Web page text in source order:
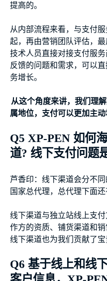
提高的。
从内部流程来看，与支付
起，再由营销团队评估，
技术人员直接对接支付服
反馈的问题和需求，可以
务增长。
从这个角度来讲，我们理
属地位，支付可以更加主动
Q5 XP-PEN 如何
道? 线下支付问题
芦香印：线下渠道会分不
国家总代理，总代理下面还
线下渠道与独立站线上支
作方的资质、铺货渠道和
线下渠道也为我们贡献了宝
Q6 基于线上和线